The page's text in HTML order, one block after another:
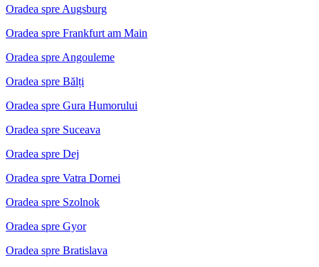
Oradea spre Augsburg
Oradea spre Frankfurt am Main
Oradea spre Angouleme
Oradea spre Bălți
Oradea spre Gura Humorului
Oradea spre Suceava
Oradea spre Dej
Oradea spre Vatra Dornei
Oradea spre Szolnok
Oradea spre Gyor
Oradea spre Bratislava